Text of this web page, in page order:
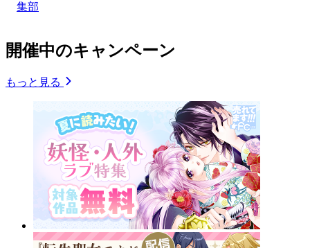
集部
開催中のキャンペーン
もっと見る